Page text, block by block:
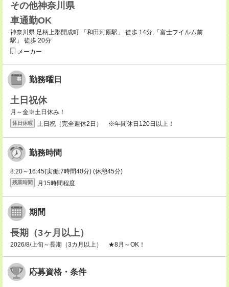
その他神奈川県
車通勤OK
神奈川県 足柄上郡開成町 「和田河原駅」 徒歩 14分,「富士フイルム前
駅」 徒歩 20分
メーカー
勤務曜日
土日祝休
月～金※土日休み！
休日休暇 土日祝（完全週休2日） ※年間休日120日以上！
勤務時間
8:20～16:45(実働:7時間40分) (休憩45分)
残業時間 月15時間程度
期間
長期（3ヶ月以上）
2026/8/上旬～長期（3カ月以上） ★8月～OK！
応募資格・条件